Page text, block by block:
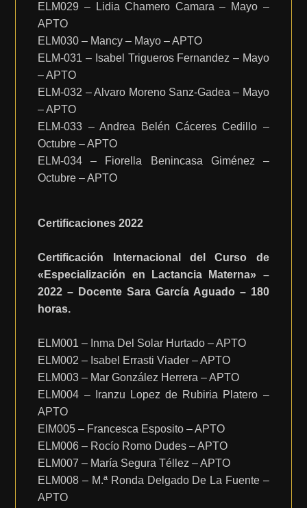
ELM029 – Lidia Chamero Camara – Mayo –
APTO
ELM030 – Mancy – Mayo – APTO
ELM-031 – Isabel Trigueros Fernandez – Mayo
– APTO
ELM-032 – Alvaro Moreno Sanz-Gadea – Mayo
– APTO
ELM-033 – Andrea Belén Cáceres Cedillo –
Octubre – APTO
ELM-034 – Fiorella Benincasa Giménez –
Octubre – APTO
Certificaciones 2022
Certificación Internacional del Curso de
«Especialización en Lactancia Materna» –
2022 – Docente Sara García Aguado – 180
horas.
ELM001 – Inma Del Solar Hurtado – APTO
ELM002 – Isabel Errasti Viader – APTO
ELM003 – Mar González Herrera – APTO
ELM004 – Iranzu Lopez de Rubiria Platero –
APTO
ElM005 – Francesca Esposito – APTO
ELM006 – Rocío Romo Dudes – APTO
ELM007 – María Segura Téllez – APTO
ELM008 – M.ª Ronda Delgado De La Fuente –
APTO